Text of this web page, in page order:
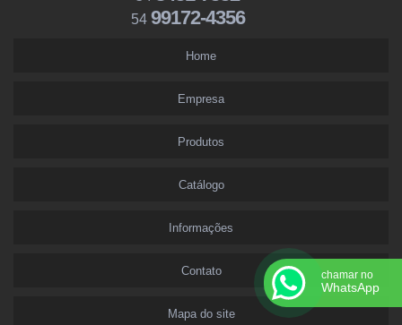
54 99172-4356
Home
Empresa
Produtos
Catálogo
Informações
Contato
Mapa do site
chamar no
WhatsApp